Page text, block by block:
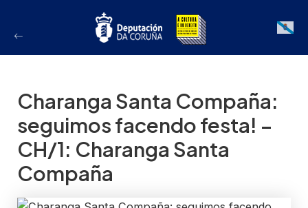
Galician
Charanga Santa Compaña:
seguimos facendo festa! –
CH/1: Charanga Santa
Compaña